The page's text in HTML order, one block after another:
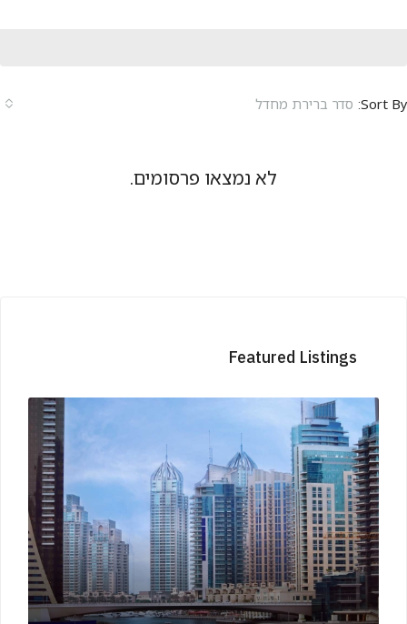
Sort סדר ברירת מחדל
לא נמצאו פרסומים.
Featured Listings